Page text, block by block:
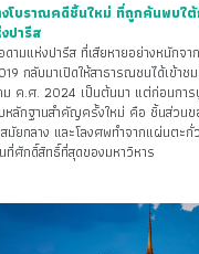
โบราณคดีชิ้นใหม่ ที่ถูกค้นพบใต้
ปารีส
ดามแห่งปารีส ที่เสียหายอย่างหนักจ
กลับมาเปิดให้สาธารณชนได้เข้า
ค.ศ. 2024 เป็นต้นมา แต่ก่อนการ
ลักฐานสำคัญครั้งใหม่ คือ ชิ้นส่วนข
มัยกลาง และโลงศพทำจากแผ่นตะกั่
ที่ศักดิ์สิทธิ์ที่สุดของมหาวิหาร